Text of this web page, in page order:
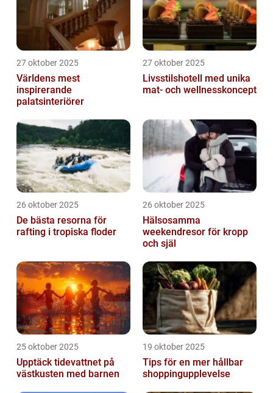
27 oktober 2025
Världens mest
inspirerande
palatsinteriörer
27 oktober 2025
Livsstilshotell med unika
mat- och wellnesskoncept
26 oktober 2025
De bästa resorna för
rafting i tropiska floder
26 oktober 2025
Hälsosamma
weekendresor för kropp
och själ
25 oktober 2025
Upptäck tidevattnet på
västkusten med barnen
19 oktober 2025
Tips för en mer hållbar
shoppingupplevelse